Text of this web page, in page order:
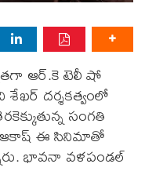
ఆర్.కె టెలీ షో
దర్శకత్వంలో
సంగతి
ఆకాష్‌ ఈ సినిమాతో
భావనా వళపండల్